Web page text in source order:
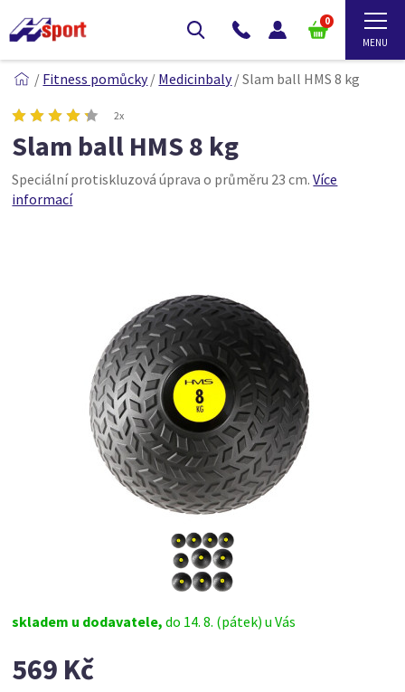
0
/ Fitness pomůcky/ Medicinbaly/Slam ball HMS 8 kg
2x
Slam ball HMS 8 kg
Speciální protiskluzová úprava o průměru 23 cm.Více
informací
skladem u dodavatele,do 14. 8. (pátek) u Vás
569 Kč